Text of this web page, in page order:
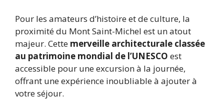
Pour les amateurs d’histoire et de culture, la
proximité du Mont Saint-Michel est un atout
majeur. Cette merveille architecturale classée
au patrimoine mondial de l’UNESCO est
accessible pour une excursion à la journée,
offrant une expérience inoubliable à ajouter à
votre séjour.